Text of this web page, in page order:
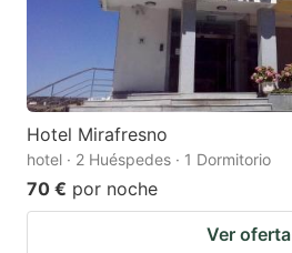
Hotel Mirafresno
hotel · 2 Huéspedes · 1 Dormitorio
70 € por noche
Ver oferta